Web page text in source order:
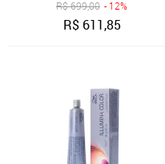
R$699,00 - 12%
R$ 611,85